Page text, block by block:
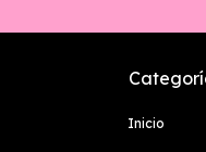
Inicio